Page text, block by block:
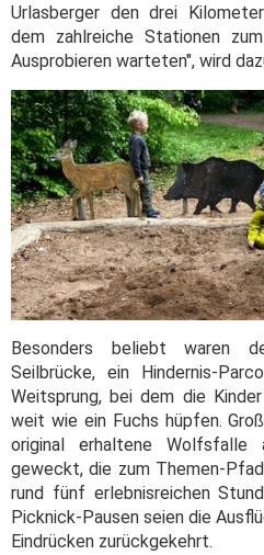
Urlasberger den drei
dem zahlreiche Stationen
Ausprobieren warteten", wird
Besonders beliebt waren
Seilbrücke, ein Hindernis-
Weitsprung, bei dem die
weit wie ein Fuchs hüpfen.
original erhaltene Wolfsfalle
geweckt, die zum Themen-
rund fünf erlebnisreichen
Picknick-Pausen seien die
Eindrücken zurückgekehrt.